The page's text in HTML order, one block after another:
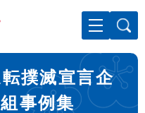
て本文へ
撲滅宣言企
事例集